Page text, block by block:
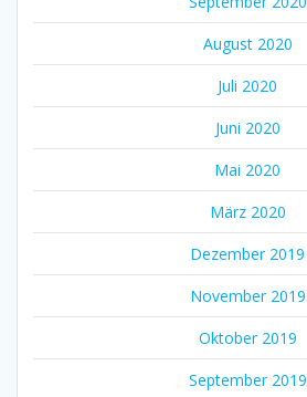
August 2020
Juli 2020
Juni 2020
Mai 2020
März 2020
Dezember 2019
November 2019
Oktober 2019
September 2019